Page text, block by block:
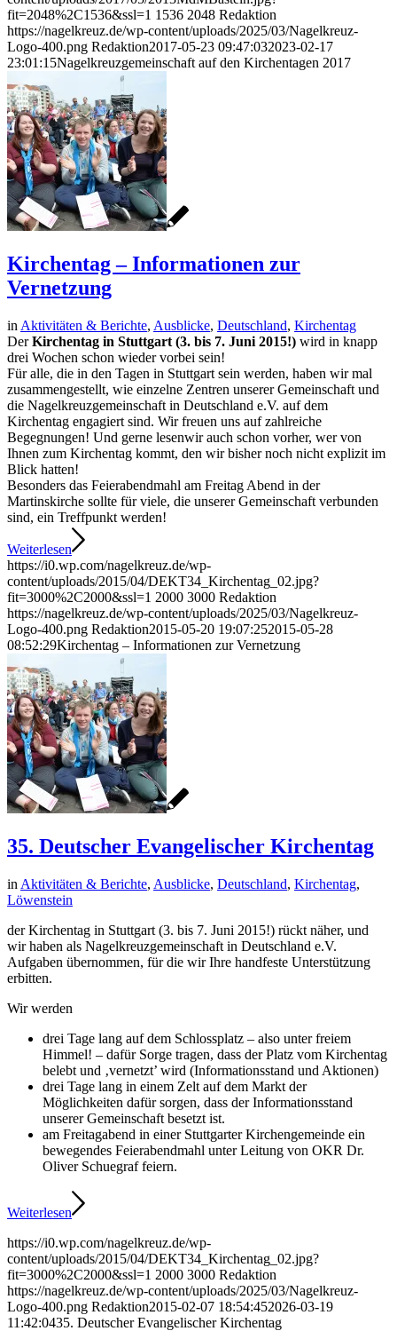
fit=2048%2C1536&ssl=1 1536 2048 Redaktion
https://nagelkreuz.de/wp-content/uploads/2025/03/Nagelkreuz-
Logo-400.png Redaktion2017-05-23 09:47:032023-02-17
23:01:15Nagelkreuzgemeinschaft auf den Kirchentagen 2017
Kirchentag – Informationen zur
Vernetzung
in Aktivitäten & Berichte, Ausblicke, Deutschland, Kirchentag
DerKirchentag in Stuttgart (3. bis 7. Juni 2015!) wird in knapp
drei Wochen schon wieder vorbei sein!
Für alle, die in den Tagen in Stuttgart sein werden, haben wir mal
zusammengestellt, wie einzelne Zentren unserer Gemeinschaft und
die Nagelkreuzgemeinschaft in Deutschland e.V. auf dem
Kirchentag engagiert sind. Wir freuen uns auf zahlreiche
Begegnungen! Und gerne lesenwir auch schon vorher, wer von
Ihnen zum Kirchentag kommt, den wir bisher noch nicht explizit im
Blick hatten!
Besonders das Feierabendmahl am Freitag Abend in der
Martinskirche sollte für viele, die unserer Gemeinschaft verbunden
sind, ein Treffpunkt werden!
Weiterlesen
https://i0.wp.com/nagelkreuz.de/wp-
content/uploads/2015/04/DEKT34_Kirchentag_02.jpg?
fit=3000%2C2000&ssl=1 2000 3000 Redaktion
https://nagelkreuz.de/wp-content/uploads/2025/03/Nagelkreuz-
Logo-400.png Redaktion2015-05-20 19:07:252015-05-28
08:52:29Kirchentag – Informationen zur Vernetzung
35. Deutscher Evangelischer Kirchentag
in Aktivitäten & Berichte, Ausblicke, Deutschland, Kirchentag,
Löwenstein
der Kirchentag in Stuttgart (3. bis 7. Juni 2015!) rückt näher, und
wir haben als Nagelkreuzgemeinschaft in Deutschland e.V.
Aufgaben übernommen, für die wir Ihre handfeste Unterstützung
erbitten.
Wir werden
drei Tage lang auf dem Schlossplatz – also unter freiem
Himmel! – dafür Sorge tragen, dass der Platz vom Kirchentag
belebt und ‚vernetzt’ wird (Informationsstand und Aktionen)
drei Tage lang in einem Zelt auf dem Markt der
Möglichkeiten dafür sorgen, dass der Informationsstand
unserer Gemeinschaft besetzt ist.
am Freitagabend in einer Stuttgarter Kirchengemeinde ein
bewegendes Feierabendmahl unter Leitung von OKR Dr.
Oliver Schuegraf feiern.
Weiterlesen
https://i0.wp.com/nagelkreuz.de/wp-
content/uploads/2015/04/DEKT34_Kirchentag_02.jpg?
fit=3000%2C2000&ssl=1 2000 3000 Redaktion
https://nagelkreuz.de/wp-content/uploads/2025/03/Nagelkreuz-
Logo-400.png Redaktion2015-02-07 18:54:452026-03-19
11:42:0435. Deutscher Evangelischer Kirchentag